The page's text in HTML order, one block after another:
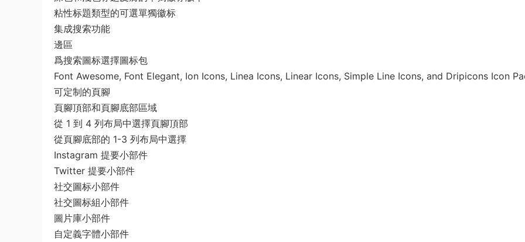
粘性标題類型的可選單獨徽标
集成搜索功能
邊區
爲搜索圖标選擇圖标包
Font Awesome, Font Elegant, Ion Icons, Linea Icons, Linear Icons, Simple Line Icons, and Dripicons Icon
可定制的頁腳
頁腳頂部和頁腳底部區域
從 1 到 4 列布局中選擇頁腳頂部
從頁腳底部的 1-3 列布局中選擇
Instagram 提要小部件
Twitter 提要小部件
社交圖标小部件
社交圖标組小部件
圖片庫小部件
自定義字體小部件